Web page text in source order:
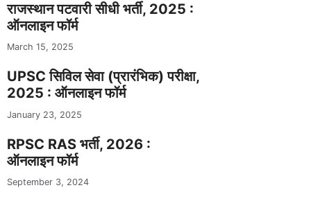
राजस्थान पटवारी सीधी भर्ती, 2025 :
ऑनलाइन फॉर्म
March 15, 2025
UPSC सिविल सेवा (प्रारंभिक) परीक्षा,
2025 : ऑनलाइन फॉर्म
January 23, 2025
RPSC RAS भर्ती, 2026 :
ऑनलाइन फॉर्म
September 3, 2024